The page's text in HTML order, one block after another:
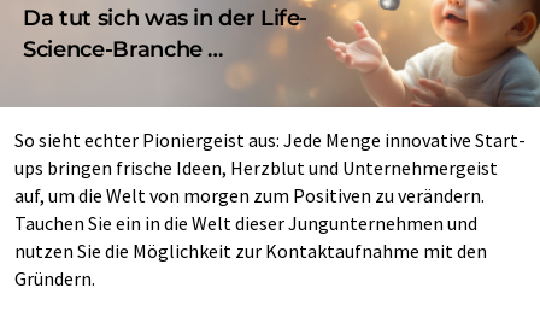
Da tut sich was in der Life-
Science-Branche …
So sieht echter Pioniergeist aus: Jede Menge innovative Start-
ups bringen frische Ideen, Herzblut und Unternehmergeist
auf, um die Welt von morgen zum Positiven zu verändern.
Tauchen Sie ein in die Welt dieser Jungunternehmen und
nutzen Sie die Möglichkeit zur Kontaktaufnahme mit den
Gründern.